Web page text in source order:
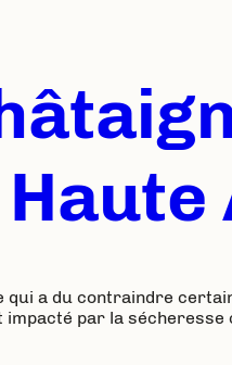
qui a du contraindre
par la sécheresse